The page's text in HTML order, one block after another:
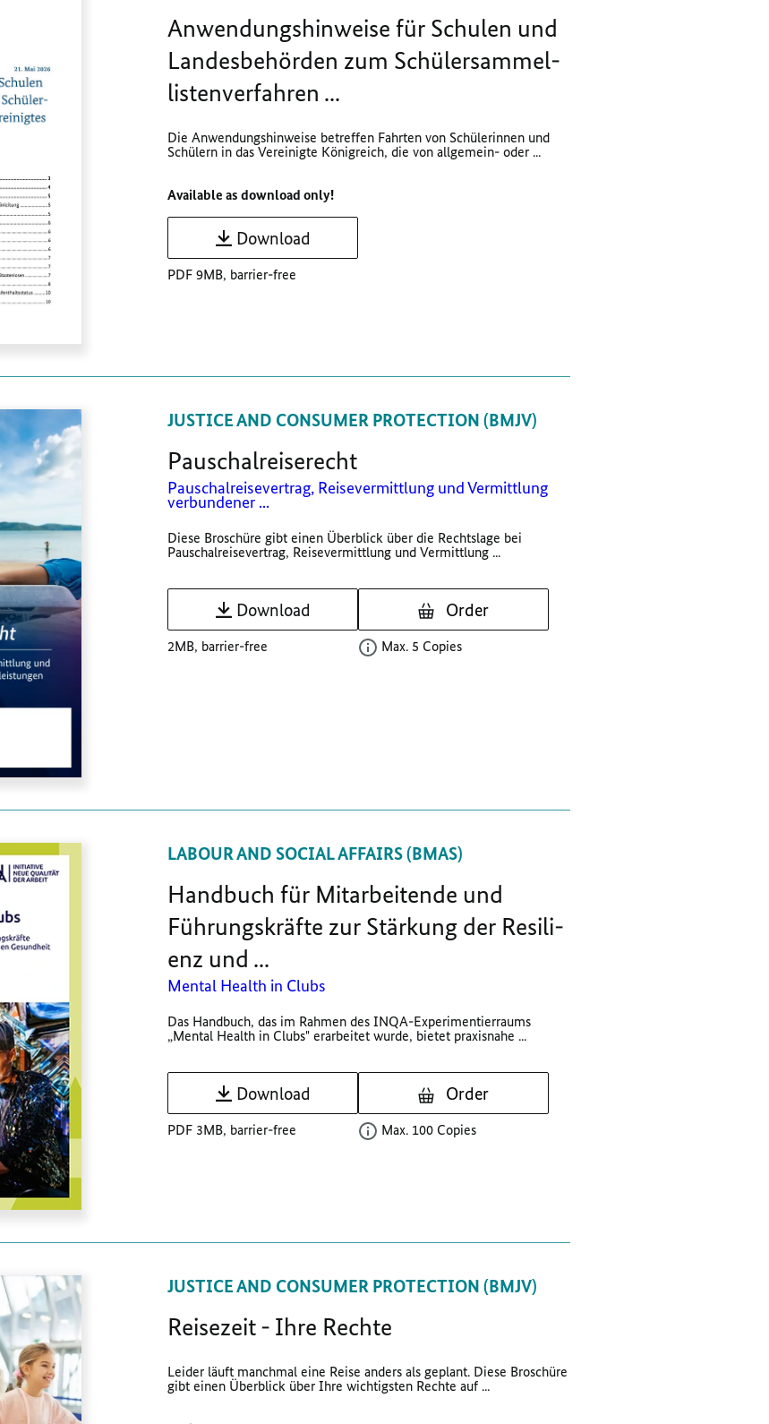
Anwendungshinweise für Schulen und
Landesbehörden zum Schüler­sammel­
listen­verfahren ...
Die Anwendungshinweise betreffen Fahrten von Schülerinnen und
Schülern in das Vereinigte Königreich, die von allgemein- oder ...
Available as download only!
Download
PDF 9MB, barrier-free
JUSTICE AND CONSUMER PROTECTION (BMJV)
Pauschalreiserecht
Pauschalreisevertrag, Reisevermittlung und Vermittlung
verbundener ...
Diese Broschüre gibt einen Überblick über die Rechtslage bei
Pauschalreisevertrag, Reisevermittlung und Vermittlung ...
Download
2MB, barrier-free
Order
Max. 5 Copies
LABOUR AND SOCIAL AFFAIRS (BMAS)
Hand­buch für Mit­ar­bei­ten­de und
Führungs­kräf­te zur Stär­kung der Re­si­li­
enz und ...
Mental Health in Clubs
Das Handbuch, das im Rahmen des INQA-Experimentierraums
„Mental Health in Clubs" erarbeitet wurde, bietet praxisnahe ...
Download
PDF 3MB, barrier-free
Order
Max. 100 Copies
JUSTICE AND CONSUMER PROTECTION (BMJV)
Reisezeit - Ihre Rechte
Leider läuft manchmal eine Reise anders als geplant. Diese Broschüre
gibt einen Überblick über Ihre wichtigsten Rechte auf ...